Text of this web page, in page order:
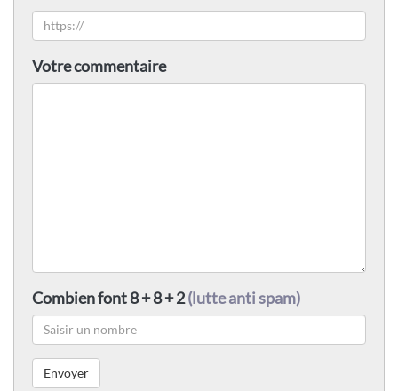
Votre commentaire
Combien font 8 + 8 + 2(lutte anti spam)